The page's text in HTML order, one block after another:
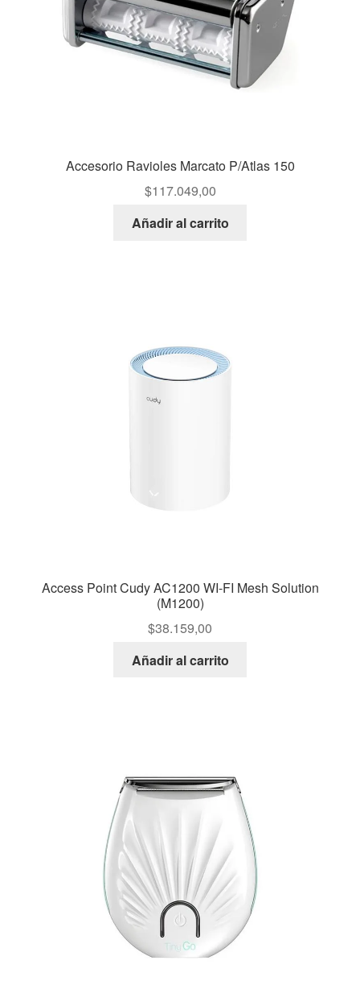
Accesorio Ravioles Marcato P/Atlas 150
$117.049,00
Añadir al carrito
Access Point Cudy AC1200 WI-FI Mesh Solution
(M1200)
$38.159,00
Añadir al carrito